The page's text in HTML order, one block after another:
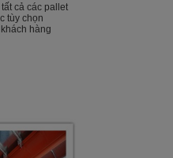
cả các pallet
tùy chọn
hàng